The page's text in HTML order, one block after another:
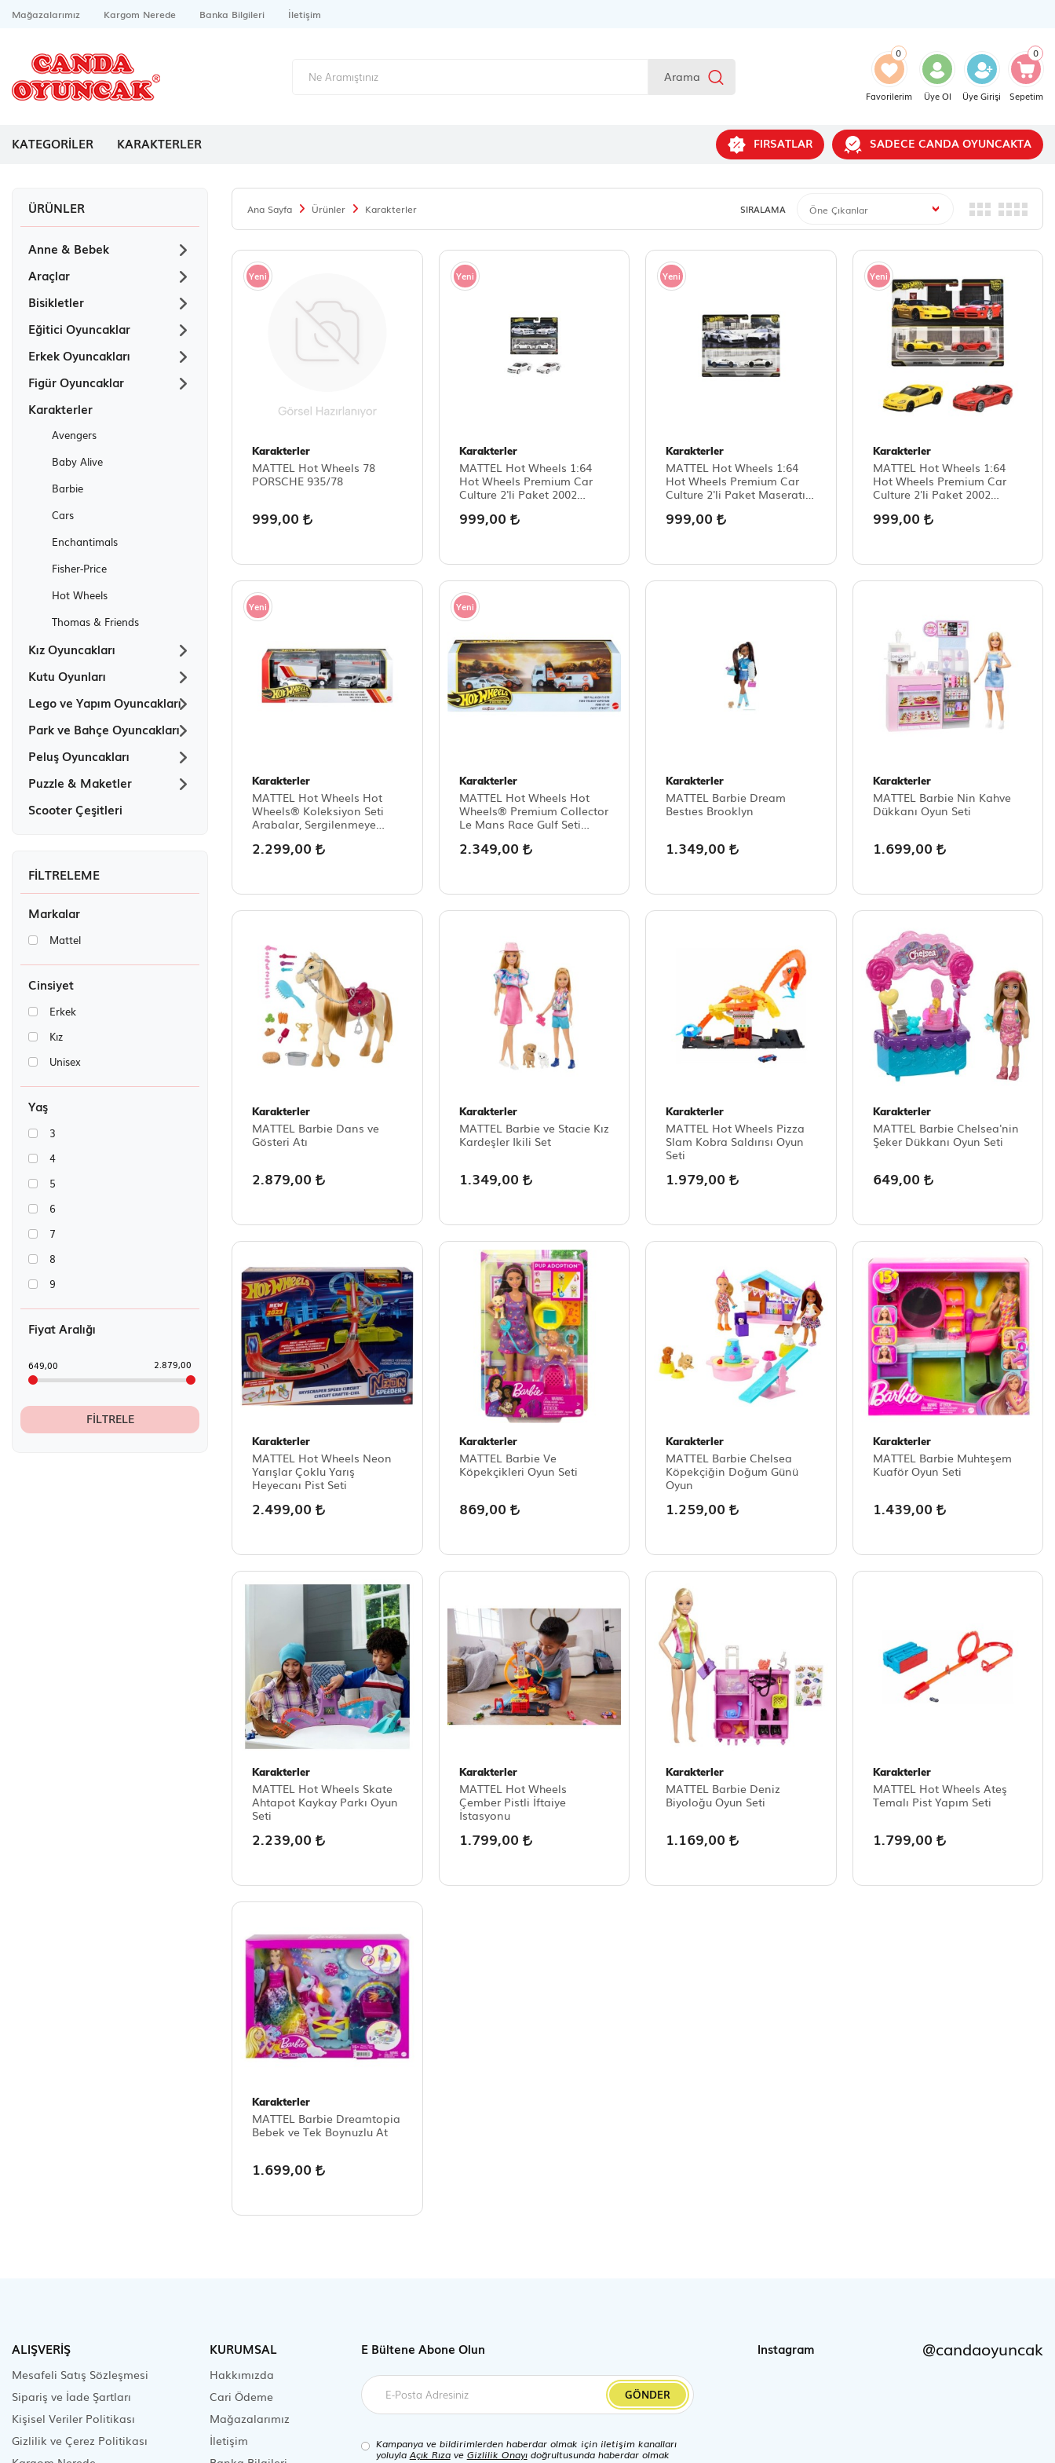
Mağazalarımız Kargom Nerede Banka Bilgileri İletişim
Arama
0
Favorilerim Üye Ol Üye Girişi
0
Sepetim
KATEGORİLER KARAKTERLER FIRSATLAR SADECE CANDA OYUNCAKTA
ÜRÜNLER
Anne & Bebek
Araçlar
Bisikletler
Eğitici Oyuncaklar
Erkek Oyuncakları
Figür Oyuncaklar
Karakterler
Avengers
Baby Alive
Barbie
Cars
Enchantimals
Fisher-Price
Hot Wheels
Thomas & Friends
Kız Oyuncakları
Kutu Oyunları
Lego ve Yapım Oyuncakları
Park ve Bahçe Oyuncakları
Peluş Oyuncakları
Puzzle & Maketler
Scooter Çeşitleri
Markalar
Mattel
Cinsiyet
Erkek
Kız
Unisex
Yaş
3
4
5
6
7
8
9
Fiyat Aralığı
649,00 2.879,00
FILTRELE
Ana Sayfa Ürünler Karakterler SIRALAMA
Yeni
Karakterler
MATTEL Hot Wheels 78
PORSCHE 935/78
999,00
Yeni
Karakterler
MATTEL Hot Wheels 1:64
Hot Wheels Premium Car
Culture 2'li Paket 2002
1989 Toyota Supra
999,00
Yeni
Karakterler
MATTEL Hot Wheels 1:64
Hot Wheels Premium Car
Culture 2'li Paket Maseratı
999,00
Yeni
Karakterler
MATTEL Hot Wheels 1:64
Hot Wheels Premium Car
Culture 2'li Paket 2002
Vıper Srt-10
999,00
Yeni
Karakterler
MATTEL Hot Wheels Hot
Wheels® Koleksiyon Seti
Arabalar, Sergilenmeye
JHW44
2.299,00
Yeni
Karakterler
MATTEL Hot Wheels Hot
Wheels® Premium Collector
Le Mans Race Gulf Seti
Araba ve 1 Tır JHW43
2.349,00
Karakterler
MATTEL Barbie Dream
Bestıes Brooklyn
1.349,00
Karakterler
MATTEL Barbie Nin Kahve
Dükkanı Oyun Seti
1.699,00
Karakterler
MATTEL Barbie Dans ve
Gösteri Atı
2.879,00
Karakterler
MATTEL Barbie ve Stacie Kız
Kardeşler Ikili Set
1.349,00
Karakterler
MATTEL Hot Wheels Pizza
Slam Kobra Saldırısı Oyun
Seti
1.979,00
Karakterler
MATTEL Barbie Chelsea'nin
Şeker Dükkanı Oyun Seti
649,00
Karakterler
MATTEL Hot Wheels Neon
Yarışlar Çoklu Yarış
Heyecanı Pist Seti
2.499,00
Karakterler
MATTEL Barbie Ve
Köpekçikleri Oyun Seti
869,00
Karakterler
MATTEL Barbie Chelsea
Köpekçiğin Doğum Günü
Oyun
1.259,00
Karakterler
MATTEL Barbie Muhteşem
Kuaför Oyun Seti
1.439,00
Karakterler
MATTEL Hot Wheels Skate
Ahtapot Kaykay Parkı Oyun
Seti
2.239,00
Karakterler
MATTEL Hot Wheels
Çember Pistli İftaiye
İstasyonu
1.799,00
Karakterler
MATTEL Barbie Deniz
Biyoloğu Oyun Seti
1.169,00
Karakterler
MATTEL Hot Wheels Ateş
Temalı Pist Yapım Seti
1.799,00
Karakterler
MATTEL Barbie Dreamtopia
Bebek ve Tek Boynuzlu At
1.699,00
ALIŞVERİŞ
Mesafeli Satış Sözleşmesi
Sipariş ve İade Şartları
Kişisel Veriler Politikası
Gizlilik ve Çerez Politikası
KURUMSAL
Hakkımızda
Cari Ödeme
Mağazalarımız
İletişim
E Bültene Abone Olun
GÖNDER
Kampanya ve bildirimlerden haberdar olmak için iletişim kanalları
yoluylaAçık Rızave Gizlilik Onayıdoğrultusunda haberdar olmak
Instagram @candaoyuncak